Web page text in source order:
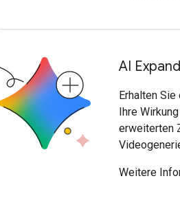
AI
Erhalten
Ihre
erweiterten
Weitere